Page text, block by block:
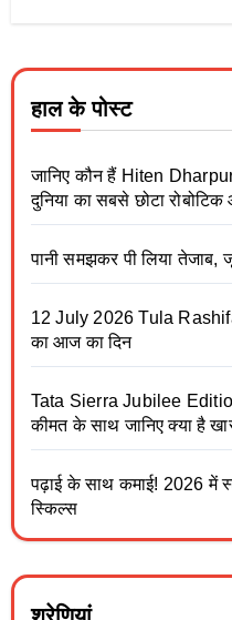
हाल के पोस्ट
जानिए कौन हैं Hiten
दुनिया का सबसे छोटा रोबोटिक
पानी समझकर पी लिया तेजाब,
12 July 2026 Tula
का आज का दिन
Tata Sierra Jubilee
कीमत के साथ जानिए क्या है
पढ़ाई के साथ कमाई! 2026 में
स्किल्स
श्रेणियां